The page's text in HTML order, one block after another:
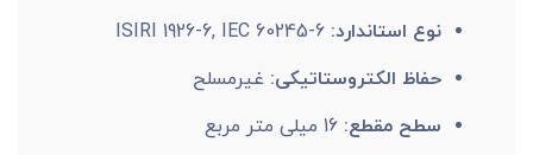
نوع استاندارد:ISIRI 1926-6, IEC 60245-6
حفاظ الکتروستاتیکی: غیرمسلح
سطح مقطع: 16 میلی متر مربع